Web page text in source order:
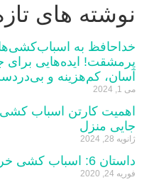
نوشته های
خداحافظ به
پرمشقت! ایده‌هایی برای
آسان، کم‌هزینه و
می 1, 2024
اهمیت کارتن‌ اسباب‌ کشی
جایی منزل
ژانویه 28, 2024
داستان 6: اسباب کشی خر است
فوریه 24, 2020